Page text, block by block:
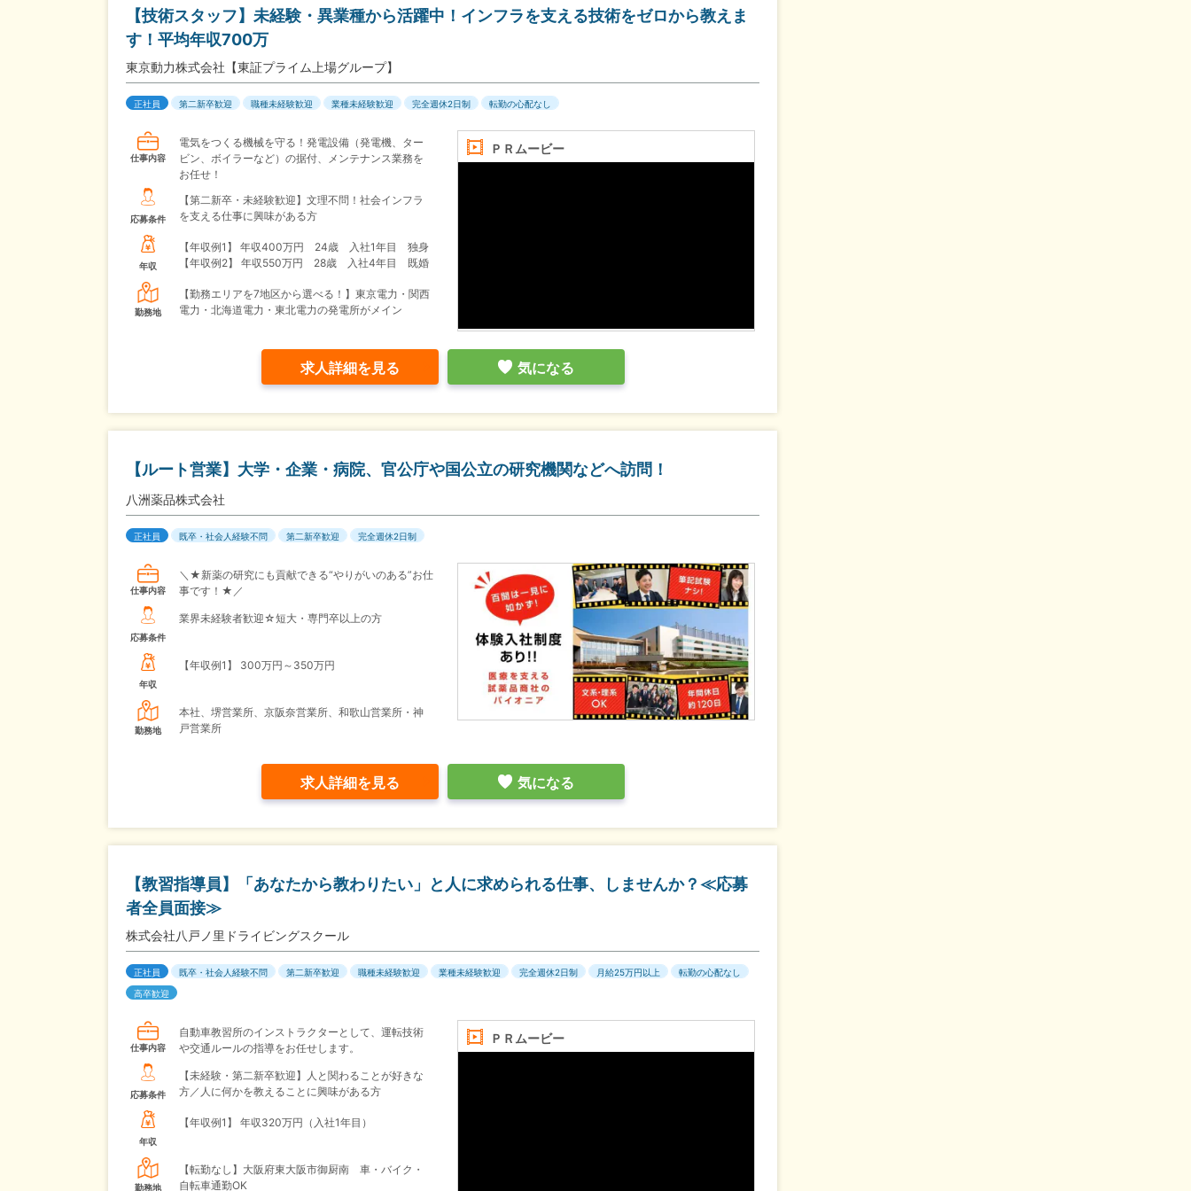
【技術スタッフ】未経験・異業種から活躍中！インフラを支える技術をゼロから教えま
す！平均年収700万
東京動力株式会社【東証プライム上場グループ】
正社員 第二新卒歓迎 職種未経験歓迎 業種未経験歓迎 完全週休2日制 転勤の心配なし
ＰＲムービー
仕事内容
電気をつくる機械を守る！発電設備（発電機、ター
ビン、ボイラーなど）の据付、メンテナンス業務を
お任せ！
応募条件
【第二新卒・未経験歓迎】文理不問！社会インフラ
を支える仕事に興味がある方
年収
【年収例1】
年収400万円 24歳 入社1年目 独身
【年収例2】
年収550万円 28歳 入社4年目 既婚
勤務地
【勤務エリアを7地区から選べる！】東京電力・関西
電力・北海道電力・東北電力の発電所がメイン
求人詳細を見る 気になる
【ルート営業】大学・企業・病院、官公庁や国公立の研究機関などへ訪問！
八洲薬品株式会社
正社員 既卒・社会人経験不問 第二新卒歓迎 完全週休2日制
仕事内容
＼★新薬の研究にも貢献できる“やりがいのある”お仕
事です！★／
応募条件
業界未経験者歓迎☆短大・専門卒以上の方
年収
【年収例1】 300万円～350万円
勤務地
本社、堺営業所、京阪奈営業所、和歌山営業所・神
戸営業所
求人詳細を見る 気になる
【教習指導員】「あなたから教わりたい」と人に求められる仕事、しませんか？≪応募
者全員面接≫
株式会社八戸ノ里ドライビングスクール
正社員 既卒・社会人経験不問 第二新卒歓迎 職種未経験歓迎 業種未経験歓迎 完全週休2日制 月給25万円以上
転勤の心配なし
高卒歓迎
ＰＲムービー
仕事内容
自動車教習所のインストラクターとして、運転技術
や交通ルールの指導をお任せします。
応募条件
【未経験・第二新卒歓迎】人と関わることが好きな
方／人に何かを教えることに興味がある方
年収
【年収例1】 年収320万円（入社1年目）
勤務地
【転勤なし】大阪府東大阪市御厨南 車・バイク・
自転車通勤OK